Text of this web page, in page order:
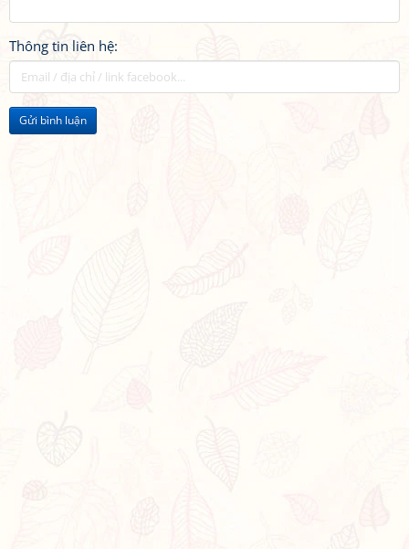
Thông tin liên hệ:
Gửi bình luận